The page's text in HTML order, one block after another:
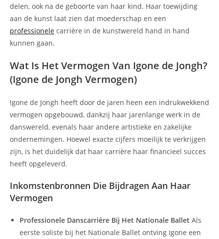
delen, ook na de geboorte van haar kind. Haar toewijding
aan de kunst laat zien dat moederschap en een
professionele carrière in de kunstwereld hand in hand
kunnen gaan.
Wat Is Het Vermogen Van Igone de Jongh?
(Igone de Jongh Vermogen)
Igone de Jongh heeft door de jaren heen een indrukwekkend
vermogen opgebouwd, dankzij haar jarenlange werk in de
danswereld, evenals haar andere artistieke en zakelijke
ondernemingen. Hoewel exacte cijfers moeilijk te verkrijgen
zijn, is het duidelijk dat haar carrière haar financieel succes
heeft opgeleverd.
Inkomstenbronnen Die Bijdragen Aan Haar
Vermogen
Professionele Danscarrière Bij Het Nationale Ballet Als
eerste soliste bij het Nationale Ballet ontving Igone een